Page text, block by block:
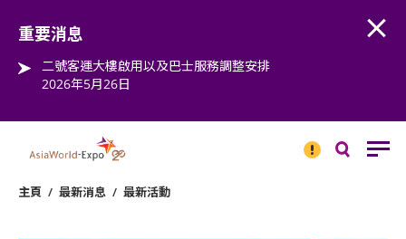
重要消息
二號客運大樓啟用以及巴士服務調整安排
2026年5月26日
消息
主頁 / 最新消息 / 最新活動